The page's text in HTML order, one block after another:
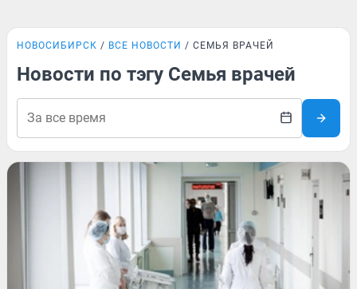
НОВОСИБИРСК ВСЕ НОВОСТИ СЕМЬЯ ВРАЧЕЙ
Новости по тэгу Семья врачей